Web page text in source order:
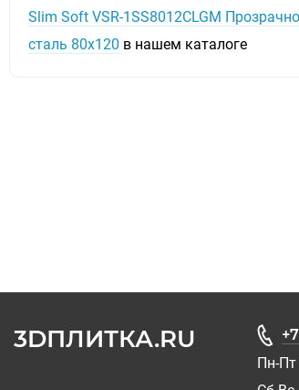
Slim Soft VSR-1SS8012CLGM
сталь 80х120 в нашем каталоге
3DПЛИТКА.RU
Пн-Пт